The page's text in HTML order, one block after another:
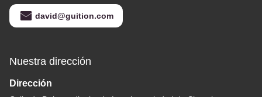
david@guition.com
Nuestra dirección
Dirección